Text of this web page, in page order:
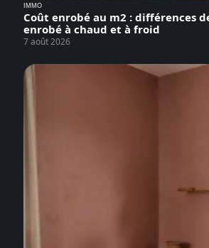
IMMO
Coût enrobé au m2 : différences
enrobé à chaud et à froid
7 août 2026